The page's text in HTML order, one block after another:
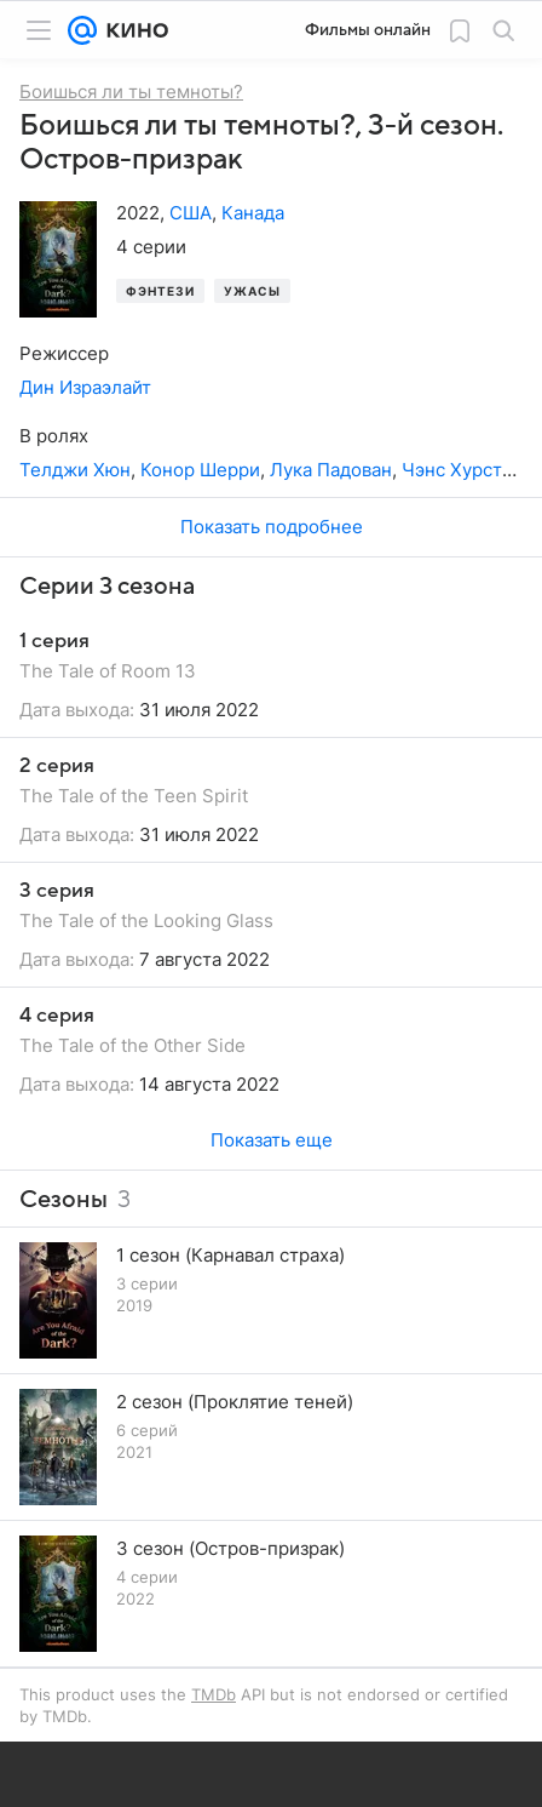
Фильмы онлайн
Боишься ли ты темноты?
Боишься ли ты темноты?, 3-й сезон.
Остров-призрак
2022, США, Канада
4 серии
ФЭНТЕЗИ УЖАСЫ
Режиссер
Дин Израэлайт
В ролях
Телджи Хюн, Конор Шерри, Лука Падован, Чэнс Хурстфилд
Показать подробнее
Серии 3 сезона
1 серия
The Tale of Room 13
Дата выхода: 31 июля 2022
2 серия
The Tale of the Teen Spirit
Дата выхода: 31 июля 2022
3 серия
The Tale of the Looking Glass
Дата выхода: 7 августа 2022
4 серия
The Tale of the Other Side
Дата выхода: 14 августа 2022
Показать еще
Сезоны 3
1 сезон (Карнавал страха)
3 серии
2019
2 сезон (Проклятие теней)
6 серий
2021
3 сезон (Остров-призрак)
4 серии
2022
This product uses the TMDb API but is not endorsed or certified
by TMDb.